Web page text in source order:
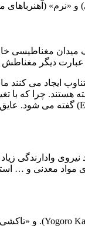
و «نرم»
میدان
دیگر مغناطش
ایجاد می کنند
چرا که با
وادارندگی
مواد معدنی و